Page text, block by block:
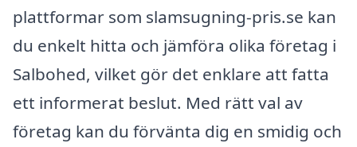
plattformar som slamsugning-pris.se kan
du enkelt hitta och jämföra olika företag i
Salbohed, vilket gör det enklare att fatta
ett informerat beslut. Med rätt val av
företag kan du förvänta dig en smidig och